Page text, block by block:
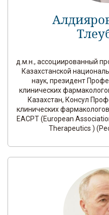
д.м.н., ассоциированный
Казахстанской
наук, президент
клинических
Казахстан, Консул
клинических
EACPT (European
Therapeutics )